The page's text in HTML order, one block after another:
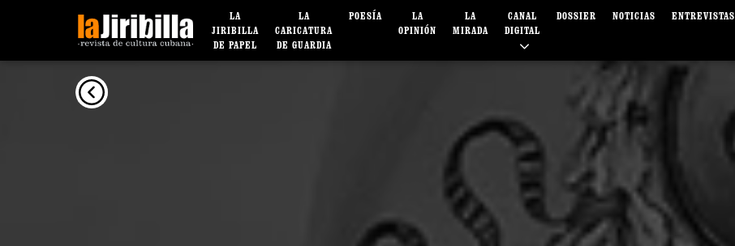
LA
JIRIBILLA
DE PAPEL
LA
CARICATURA
DE GUARDIA
POESÍA
LA
OPINIÓN
LA
MIRADA
CANAL
DIGITAL
DOSSIER NOTICIAS ENTREVISTAS